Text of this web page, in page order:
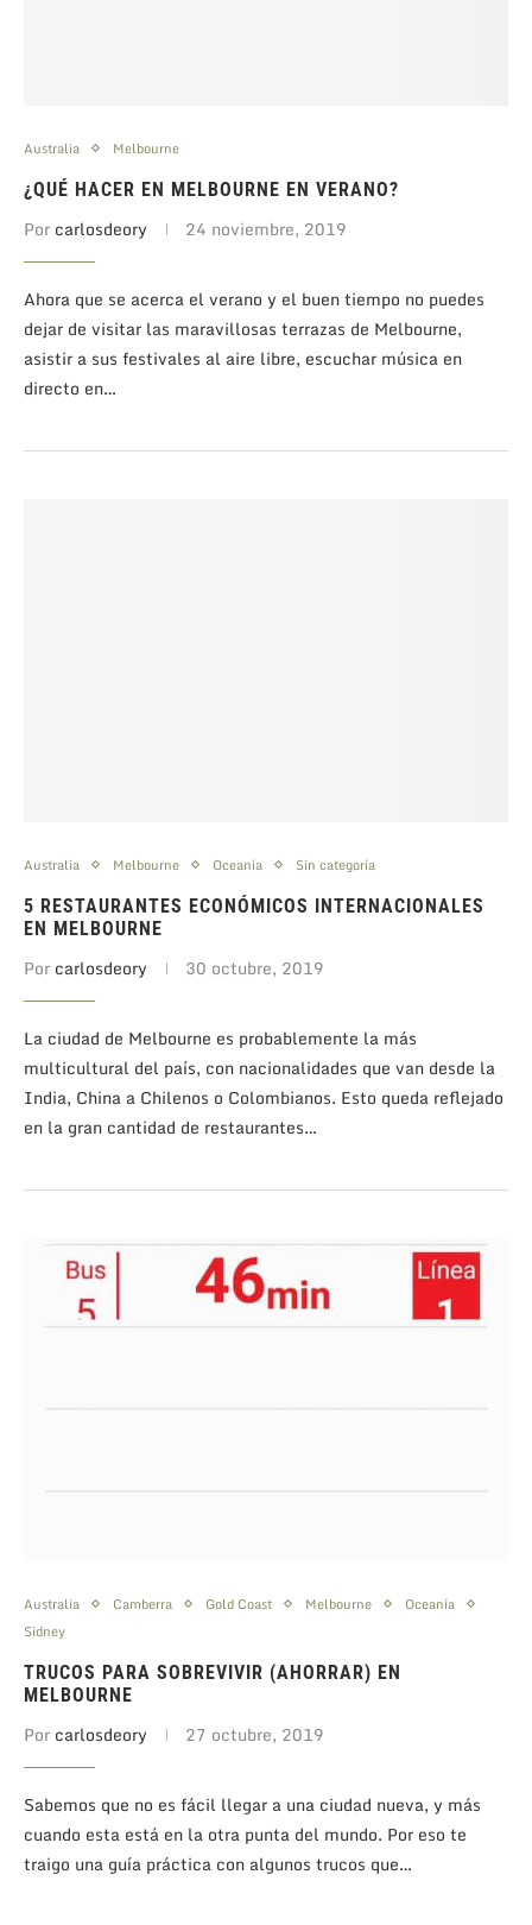
Australia Melbourne
¿QUÉ HACER EN MELBOURNE EN VERANO?
Por carlosdeory 24 noviembre, 2019
Ahora que se acerca el verano y el buen tiempo no puedes
dejar de visitar las maravillosas terrazas de Melbourne,
asistir a sus festivales al aire libre, escuchar música en
directo en…
Australia Melbourne Oceanía Sin categoría
5 RESTAURANTES ECONÓMICOS INTERNACIONALES
EN MELBOURNE
Por carlosdeory 30 octubre, 2019
La ciudad de Melbourne es probablemente la más
multicultural del país, con nacionalidades que van desde la
India, China a Chilenos o Colombianos. Esto queda reflejado
en la gran cantidad de restaurantes…
Australia Camberra Gold Coast Melbourne
Oceanía
Sidney
TRUCOS PARA SOBREVIVIR (AHORRAR) EN
MELBOURNE
Por carlosdeory 27 octubre, 2019
Sabemos que no es fácil llegar a una ciudad nueva, y más
cuando esta está en la otra punta del mundo. Por eso te
traigo una guía práctica con algunos trucos que…